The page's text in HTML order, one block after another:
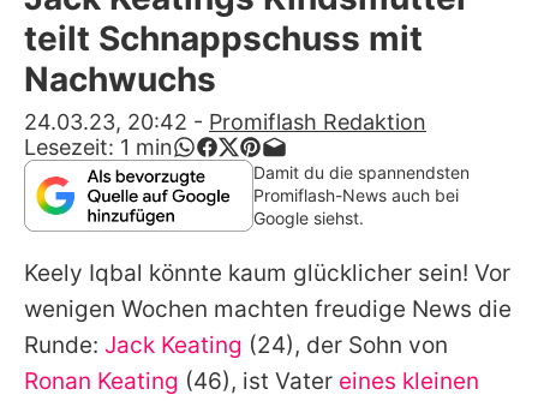
Alle Themen auf Promiflash
App runterladen
Team
Redaktionelle Richtlinien
Impressum
Datenschutzerklärung
Nutzungsbedingungen
teilt Schnappschuss mit
Nachwuchs
24.03.23, 20:42 - Promiflash Redaktion
Lesezeit: 1 min
Damit du die spannendsten
Promiflash-News auch bei
Google siehst.
Keely Iqbal könnte kaum glücklicher sein! Vor
wenigen Wochen machten freudige News die
Runde: Jack Keating (24), der Sohn von
Ronan Keating (46), ist Vater eines kleinen